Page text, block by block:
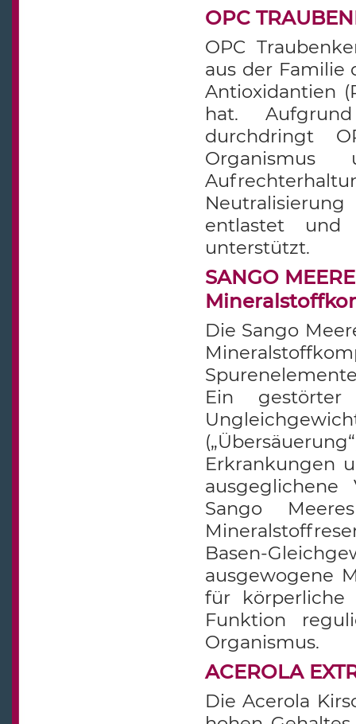
OPC
OPC
aus der Familie
Antioxidantien
hat.
durchdringt
entlastet und
unterstützt.
SANGO
Die Sango
Ein gestörter
Erkrankungen
Sango
Basen-
ausgewogene
für körperliche
Funktion
Organismus.
ACEROLA
Die Acerola